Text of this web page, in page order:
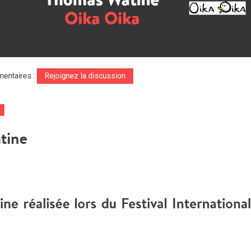
: Rejoignez la discussion
réalisée lors du Festival International